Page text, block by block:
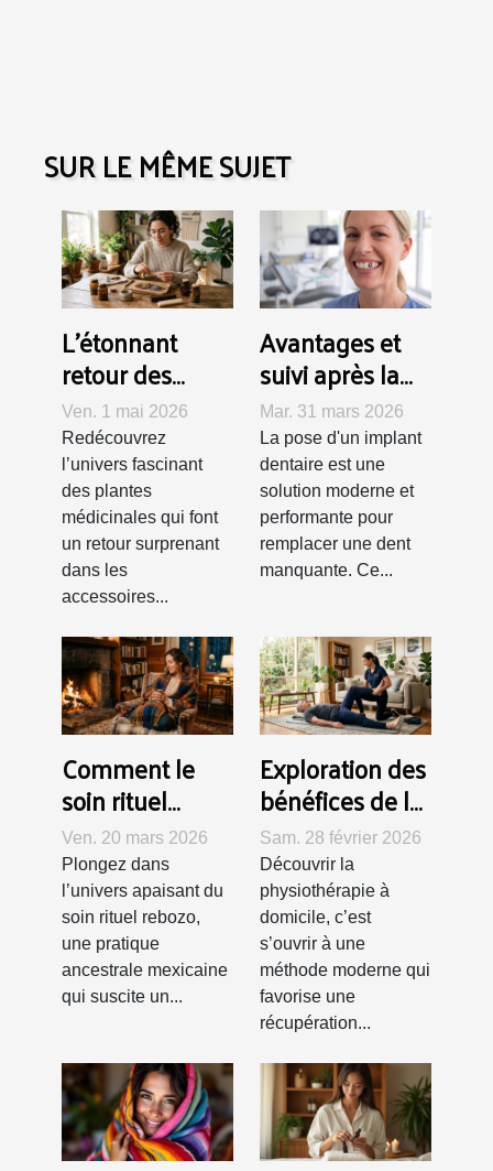
SUR LE MÊME SUJET
L’étonnant
retour des
plantes
médicinales
dans les
accessoires
pour fumeurs
Ven. 1 mai 2026
Redécouvrez
l’univers fascinant
des plantes
médicinales qui font
un retour surprenant
dans les
accessoires...
Avantages et
suivi après la
pose d'un
implant
dentaire
Mar. 31 mars 2026
La pose d'un implant
dentaire est une
solution moderne et
performante pour
remplacer une dent
manquante. Ce...
Comment le
soin rituel
rebozo favorise
le bien-être et
la détente ?
Ven. 20 mars 2026
Plongez dans
l’univers apaisant du
soin rituel rebozo,
une pratique
ancestrale mexicaine
qui suscite un...
Exploration des
bénéfices de la
physiothérapie
à domicile pour
la récupération
rapide
Sam. 28 février 2026
Découvrir la
physiothérapie à
domicile, c’est
s’ouvrir à une
méthode moderne qui
favorise une
récupération...